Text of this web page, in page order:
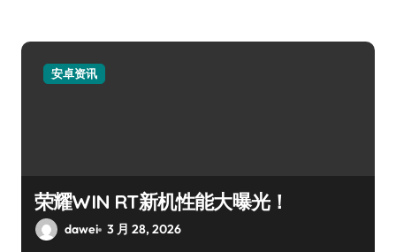
安卓资讯
荣耀WIN RT新机性能大曝光！
dawei 3 月 28, 2026